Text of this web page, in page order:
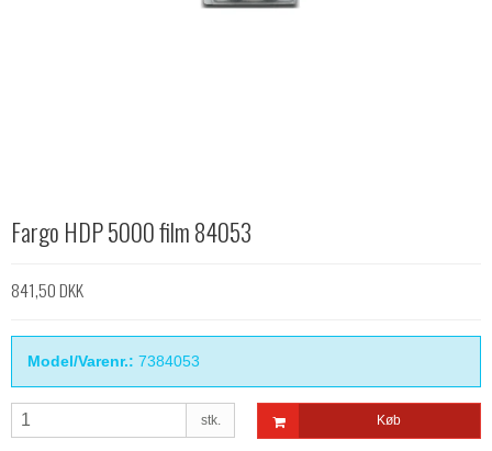
Fargo HDP 5000 film 84053
841,50 DKK
Model/Varenr.: 7384053
stk. Køb